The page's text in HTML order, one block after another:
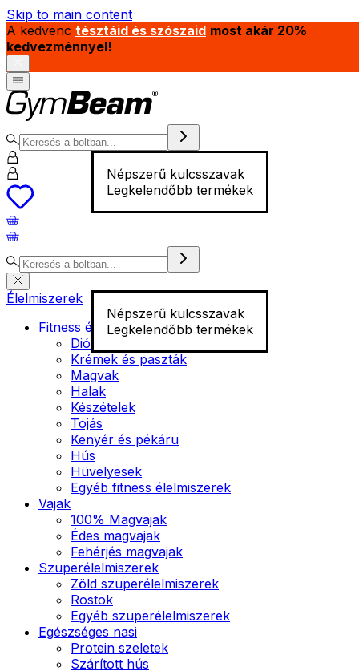
Skip to main content
A kedvenc tésztáid és szószaid most akár 20%
kedvezménnyel!
Népszerű kulcsszavak
Legkelendőbb termékek
Népszerű kulcsszavak
Legkelendőbb termékek
Élelmiszerek
Fitness élelmiszer
Diófélék
Krémek és paszták
Magvak
Halak
Készételek
Tojás
Kenyér és pékáru
Hús
Hüvelyesek
Egyéb fitness élelmiszerek
Vajak
100% Magvajak
Édes magvajak
Fehérjés magvajak
Szuperélelmiszerek
Zöld szuperélelmiszerek
Rostok
Egyéb szuperélelmiszerek
Egészséges nasi
Protein szeletek
Szárított hús